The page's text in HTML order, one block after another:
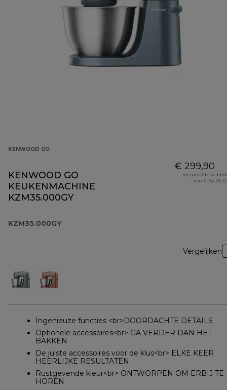
KENWOOD GO
KENWOOD GO
KEUKENMACHINE
KZM35.000GY
KZM35.000GY
€ 299,90
Inclusief btw-
van € 52,05
Vergelijken
Ingenieuze functies <br>DOORDACHTE DETAILS
Optionele accessoires<br> GA VERDER DAN HET
BAKKEN
De juiste accessoires voor de klus<br> ELKE KEER
HEERLIJKE RESULTATEN
Rustgevende kleur<br> ONTWORPEN OM ERBIJ TE
HOREN